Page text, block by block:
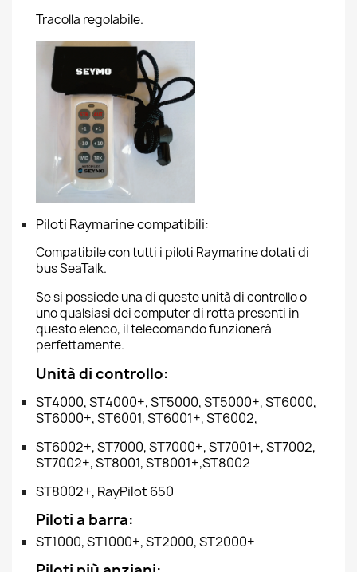
Tracolla regolabile.
Piloti Raymarine compatibili:
Compatibile con tutti i piloti Raymarine dotati di
bus SeaTalk.
Se si possiede una di queste unità di controllo o
uno qualsiasi dei computer di rotta presenti in
questo elenco, il telecomando funzionerà
perfettamente.
Unità di controllo:
ST4000, ST4000+, ST5000, ST5000+, ST6000,
ST6000+, ST6001, ST6001+, ST6002,
ST6002+, ST7000, ST7000+, ST7001+, ST7002,
ST7002+, ST8001, ST8001+,ST8002
ST8002+, RayPilot 650
Piloti a barra:
ST1000, ST1000+, ST2000, ST2000+